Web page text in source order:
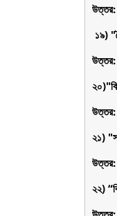
উত্তর:
১৯)
উত্তর:
উত্তর:
২১)
উত্তর:
২২)